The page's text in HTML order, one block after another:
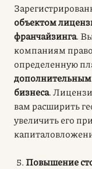
объектом
франчайзинга.
компаниям
определенную
дополнительным
бизнеса.
вам расширить
увеличить его
Повышение